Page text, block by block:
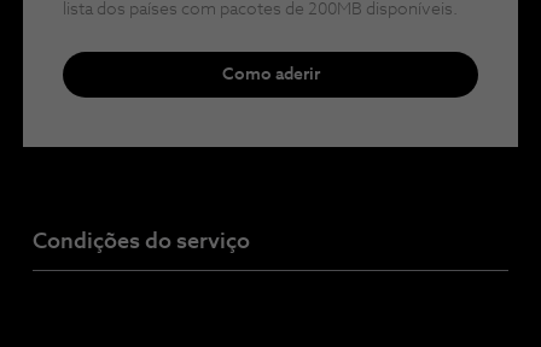
lista dos países com pacotes de 200MB disponíveis.
Como aderir
Condições do serviço